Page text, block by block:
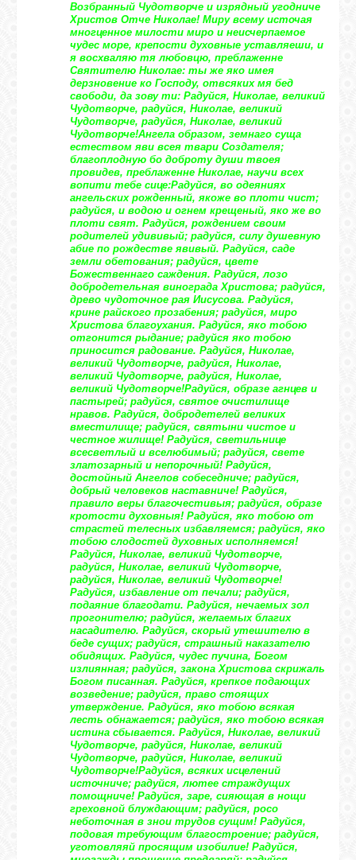
Возбранный Чудотворче и изрядный угодниче
Христов Отче Николае! Миру всему источая
многценное милости миро и неисчерпаемое
чудес море, крепости духовные уставляеши, и
я восхваляю тя любовцю, преблаженне
Святителю Николае: ты же яко имея
дерзновение ко Господу, отвсяких мя бед
свободи, да зову ти: Радуйся, Николае, великий
Чудотворче, радуйся, Николае, великий
Чудотворче, радуйся, Николае, великий
Чудотворче!Ангела образом, земнаго суща
естеством яви всея твари Создателя;
благоплодную бо доброту души твоея
провидев, преблаженне Николае, научи всех
вопити тебе сице:Радуйся, во одеяниях
ангельских рожденный, якоже во плоти чист;
радуйся, и водою и огнем крещеный, яко же во
плоти свят. Радуйся, рождением своим
родителей удививый; радуйся, силу душевную
абие по рождестве явивый. Радуйся, саде
земли обетования; радуйся, цвете
Божественнаго саждения. Радуйся, лозо
добродетельная винограда Христова; радуйся,
древо чудоточное рая Иисусова. Радуйся,
крине райского прозабения; радуйся, миро
Христова благоухания. Радуйся, яко тобою
отгонится рыдание; радуйся яко тобою
приносится радование. Радуйся, Николае,
великий Чудотворче, радуйся, Николае,
великий Чудотворче, радуйся, Николае,
великий Чудотворче!Радуйся, образе агнцев и
пастырей; радуйся, святое очистилище
нравов. Радуйся, добродетелей великих
вместилище; радуйся, святыни чистое и
честное жилище! Радуйся, светильнице
всесветлый и вселюбимый; радуйся, свете
златозарный и непорочный! Радуйся,
достойный Ангелов собеседниче; радуйся,
добрый человеков наставниче! Радуйся,
правило веры благочестивыя; радуйся, образе
кротости духовныя! Радуйся, яко тобою от
страстей телесных избавляемся; радуйся, яко
тобою слодостей духовных исполняемся!
Радуйся, Николае, великий Чудотворче,
радуйся, Николае, великий Чудотворче,
радуйся, Николае, великий Чудотворче!
Радуйся, избавление от печали; радуйся,
подаяние благодати. Радуйся, нечаемых зол
прогонителю; радуйся, желаемых благих
насадителю. Радуйся, скорый утешителю в
беде сущих; радуйся, страшный наказателю
обидящих. Радуйся, чудес пучина, Богом
излиянная; радуйся, закона Христова скрижаль
Богом писанная. Радуйся, крепкое подающих
возведение; радуйся, право стоящих
утверждение. Радуйся, яко тобою всякая
лесть обнажается; радуйся, яко тобою всякая
истина сбывается. Радуйся, Николае, великий
Чудотворче, радуйся, Николае, великий
Чудотворче, радуйся, Николае, великий
Чудотворче!Радуйся, всяких исцелений
источниче; радуйся, лютее страждущих
помощниче! Радуйся, заре, сияющая в нощи
греховной блуждающим; радуйся, росо
неботочная в знои трудов сущим! Радуйся,
подовая требующим благостроение; радуйся,
уготовляяй просящим изобилие! Радуйся,